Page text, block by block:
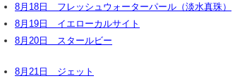
8月18日 フレッシュウォーターパール（淡水真珠）
8月19日 イエローカルサイト
8月20日 スタールビー
8月21日 ジェット